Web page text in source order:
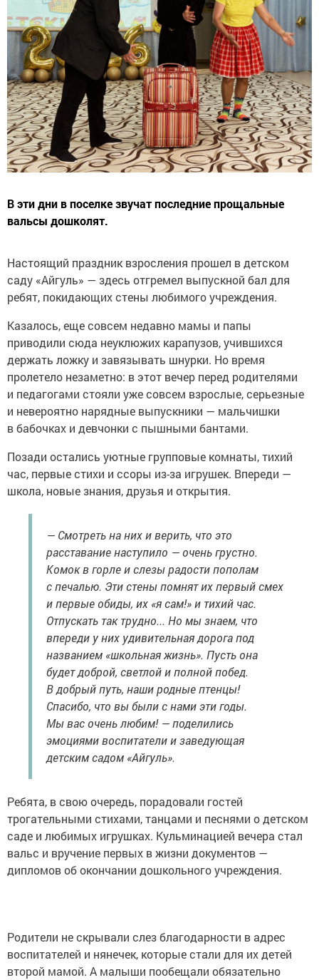
В эти дни в поселке звучат последние прощальные
вальсы дошколят.
Настоящий праздник взросления прошел в детском
саду «Айгуль» — здесь отгремел выпускной бал для
ребят, покидающих стены любимого учреждения.
Казалось, еще совсем недавно мамы и папы
приводили сюда неуклюжих карапузов, учившихся
держать ложку и завязывать шнурки. Но время
пролетело незаметно: в этот вечер перед родителями
и педагогами стояли уже совсем взрослые, серьезные
и невероятно нарядные выпускники — мальчишки
в бабочках и девчонки с пышными бантами.
Позади остались уютные групповые комнаты, тихий
час, первые стихи и ссоры из-за игрушек. Впереди —
школа, новые знания, друзья и открытия.
— Смотреть на них и верить, что это
расставание наступило — очень грустно.
Комок в горле и слезы радости пополам
с печалью. Эти стены помнят их первый смех
и первые обиды, их «я сам!» и тихий час.
Отпускать так трудно... Но мы знаем, что
впереди у них удивительная дорога под
названием «школьная жизнь». Пусть она
будет доброй, светлой и полной побед.
В добрый путь, наши родные птенцы!
Спасибо, что вы были с нами эти годы.
Мы вас очень любим! — поделились
эмоциями воспитатели и заведующая
детским садом «Айгуль».
Ребята, в свою очередь, порадовали гостей
трогательными стихами, танцами и песнями о детском
саде и любимых игрушках. Кульминацией вечера стал
вальс и вручение первых в жизни документов —
дипломов об окончании дошкольного учреждения.
Родители не скрывали слез благодарности в адрес
воспитателей и нянечек, которые стали для их детей
второй мамой. А малыши пообещали обязательно